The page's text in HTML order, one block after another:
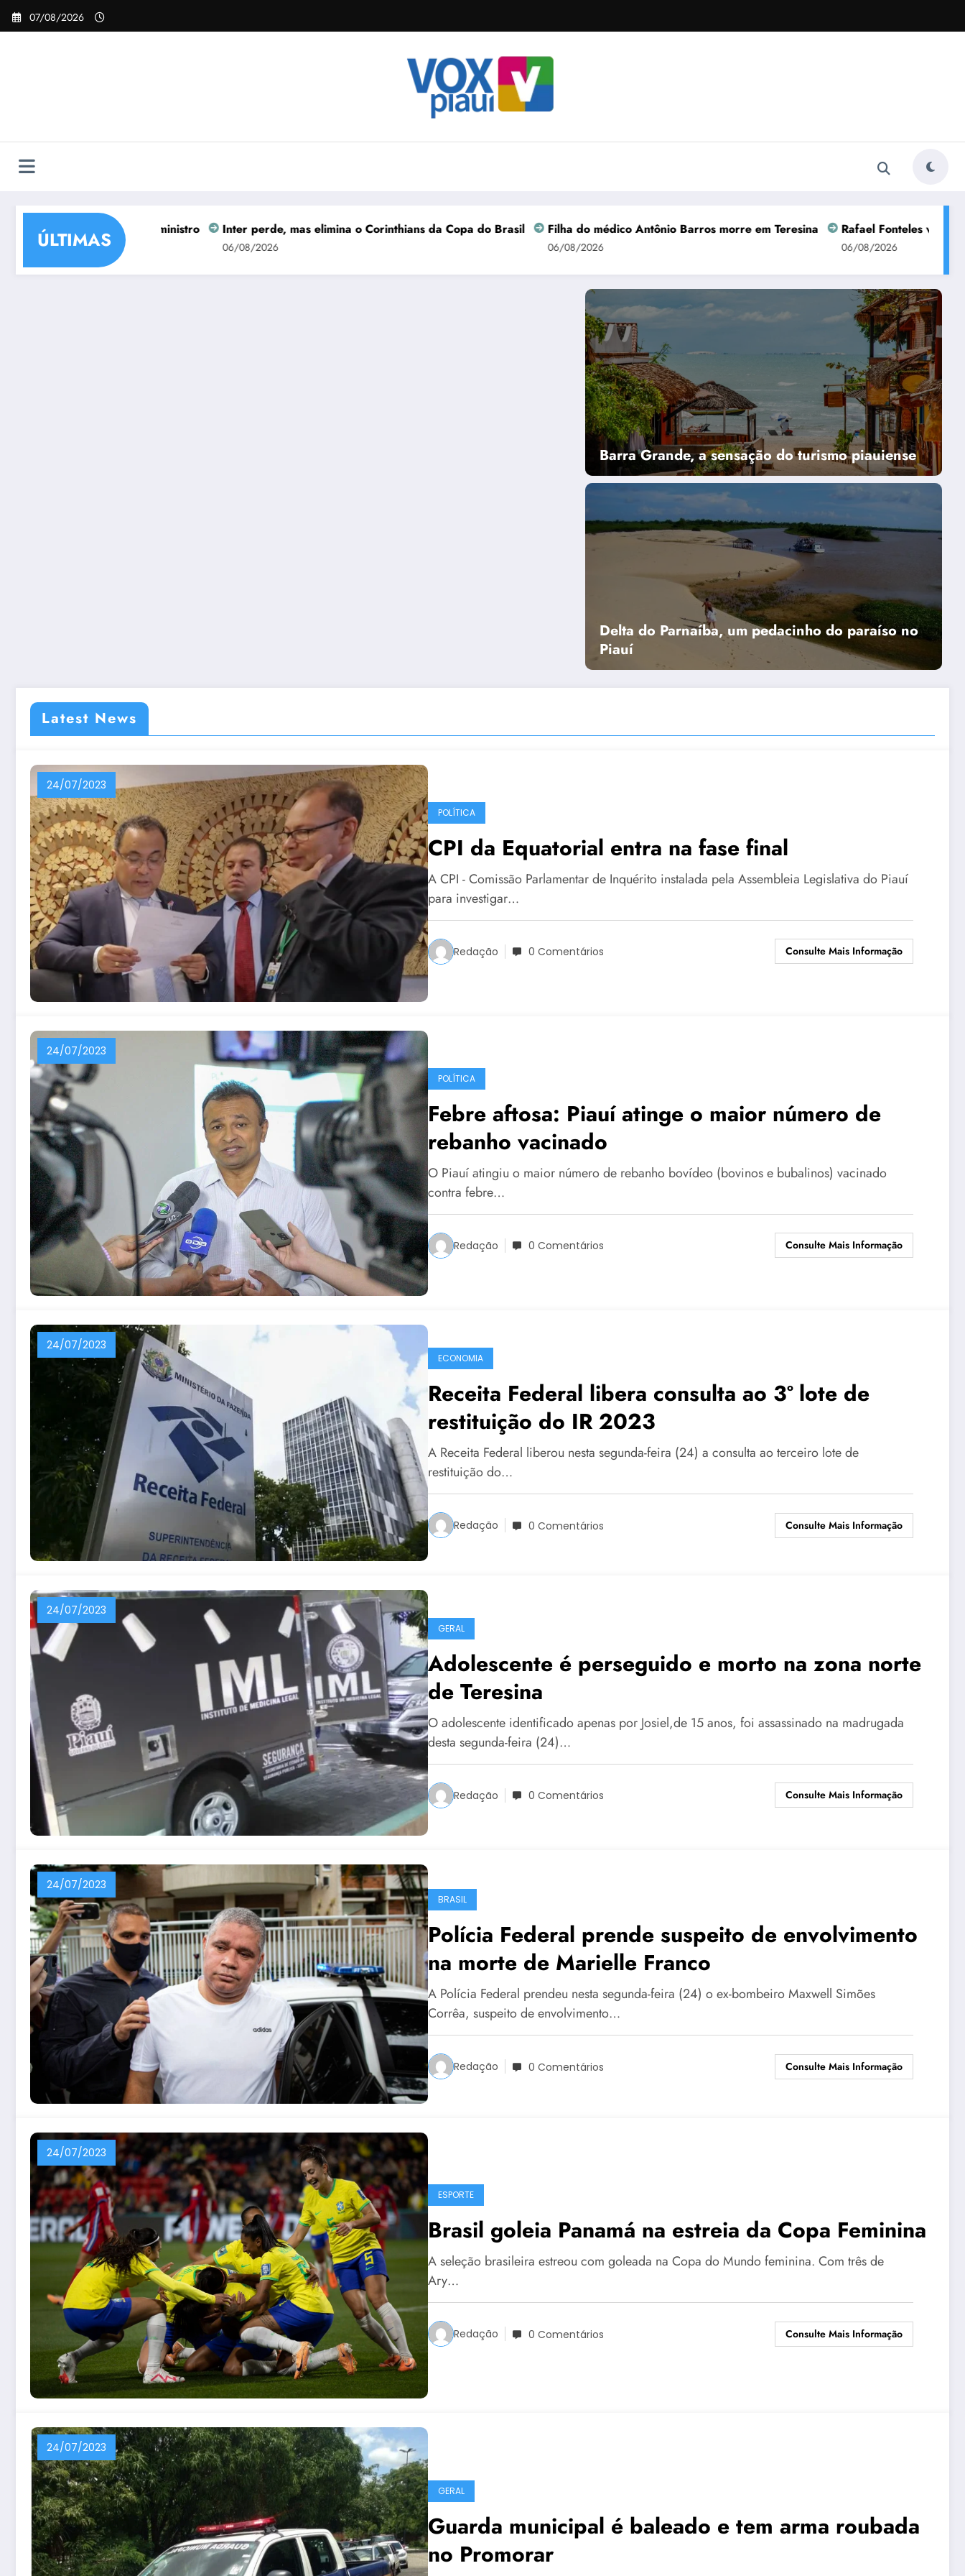
Pular
para
07/08/2026
ÚLTIMAS
do cargo de ministro Inter perde, mas elimina o Corinthians da Copa do Brasil Filha do médico Antônio Barros morre em Teresina Rafael Fonteles visita
Barra Grande, a sensação do turismo piauiense
Delta do Parnaíba, um pedacinho do paraíso no
Piauí
Latest News
24/07/2023
POLÍTICA
CPI da Equatorial entra na fase final
A CPI - Comissão Parlamentar de Inquérito instalada pela Assembleia Legislativa do Piauí
para investigar…
Redação 0 Comentários Consulte Mais Informação
24/07/2023
POLÍTICA
Febre aftosa: Piauí atinge o maior número de
rebanho vacinado
O Piauí atingiu o maior número de rebanho bovídeo (bovinos e bubalinos) vacinado
contra febre…
Redação 0 Comentários Consulte Mais Informação
24/07/2023
ECONOMIA
Receita Federal libera consulta ao 3º lote de
restituição do IR 2023
A Receita Federal liberou nesta segunda-feira (24) a consulta ao terceiro lote de
restituição do…
Redação 0 Comentários Consulte Mais Informação
24/07/2023
GERAL
Adolescente é perseguido e morto na zona norte
de Teresina
O adolescente identificado apenas por Josiel,de 15 anos, foi assassinado na madrugada
desta segunda-feira (24)…
Redação 0 Comentários Consulte Mais Informação
24/07/2023
BRASIL
Polícia Federal prende suspeito de envolvimento
na morte de Marielle Franco
A Polícia Federal prendeu nesta segunda-feira (24) o ex-bombeiro Maxwell Simões
Corrêa, suspeito de envolvimento…
Redação 0 Comentários Consulte Mais Informação
24/07/2023
ESPORTE
Brasil goleia Panamá na estreia da Copa Feminina
A seleção brasileira estreou com goleada na Copa do Mundo feminina. Com três de
Ary…
Redação 0 Comentários Consulte Mais Informação
24/07/2023
GERAL
Guarda municipal é baleado e tem arma roubada
no Promorar